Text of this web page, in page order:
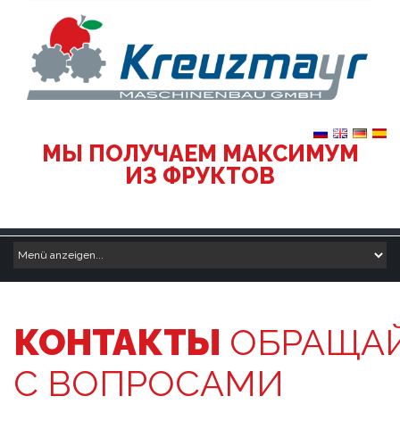
МЫ ПОЛУЧАЕМ МАКСИМУМ
ИЗ ФРУКТОВ
КОНТАКТЫ
С ВОПРОСАМИ